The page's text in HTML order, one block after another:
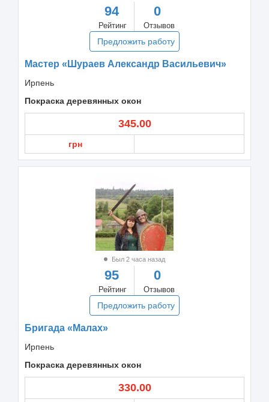
94
Рейтинг
0
Отзывов
Предложить работу
Мастер «Шураев Александр Васильевич»
Ирпень
Покраска деревянных окон
345.00
грн
Был 2 часа назад
95
Рейтинг
0
Отзывов
Предложить работу
Бригада «Малах»
Ирпень
Покраска деревянных окон
330.00